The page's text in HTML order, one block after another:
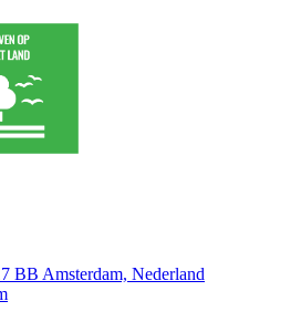
BB Amsterdam, Nederland